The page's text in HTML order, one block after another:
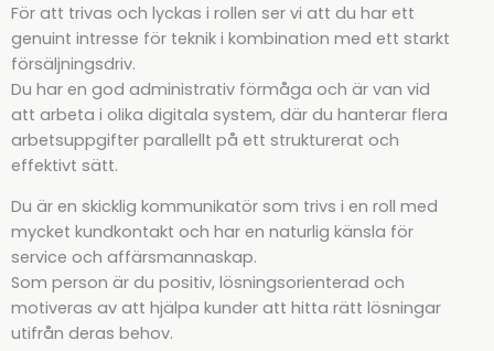
För att trivas och lyckas i rollen ser vi att du har ett
genuint intresse för teknik i kombination med ett starkt
försäljningsdriv.
Du har en god administrativ förmåga och är van vid
att arbeta i olika digitala system, där du hanterar flera
arbetsuppgifter parallellt på ett strukturerat och
effektivt sätt.
Du är en skicklig kommunikatör som trivs i en roll med
mycket kundkontakt och har en naturlig känsla för
service och affärsmannaskap.
Som person är du positiv, lösningsorienterad och
motiveras av att hjälpa kunder att hitta rätt lösningar
utifrån deras behov.